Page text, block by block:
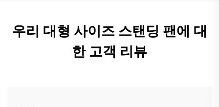
우리 대형 사이즈 스탠딩 팬에 대
한 고객 리뷰